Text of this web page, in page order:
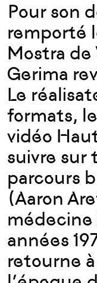
Pour son
remporté
Mostra de
Gerima
Le
formats,
vidéo
suivre sur
parcours
(Aaron
médecine
années
retourne